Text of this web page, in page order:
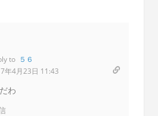
to ５６
年4月23日 11:43
わ